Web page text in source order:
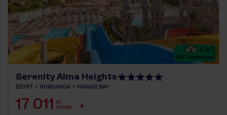
4.7/5
5477 hodnocení
Serenity Alma Heights
EGYPT HURGHADA MAKADI BAY
17 011
KČ
OSOBA